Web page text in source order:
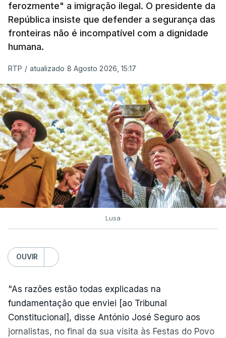
ferozmente" a imigração ilegal. O presidente da
República insiste que defender a segurança das
fronteiras não é incompatível com a dignidade
humana.
RTP / atualizado 8 Agosto 2026, 15:17
Lusa
OUVIR
"As razões estão todas explicadas na
fundamentação que enviei [ao Tribunal
Constitucional], disse António José Seguro aos
jornalistas, no final da sua visita às Festas do Povo